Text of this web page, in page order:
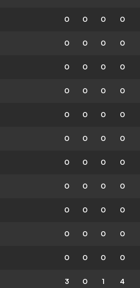
0 0 0 0
0 0 0 0
0 0 0 0
0 0 0 0
0 0 0 0
0 0 0 0
0 0 0 0
0 0 0 0
0 0 0 0
0 0 0 0
0 0 0 0
3 0 1 4